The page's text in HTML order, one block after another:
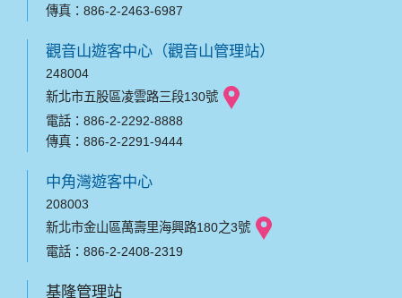
傳真：886-2-2463-6987
觀音山遊客中心（觀音山管理站）
248004
新北市五股區凌雲路三段130號
電話：886-2-2292-8888
傳真：886-2-2291-9444
中角灣遊客中心
208003
新北市金山區萬壽里海興路180之3號
電話：886-2-2408-2319
基隆管理站